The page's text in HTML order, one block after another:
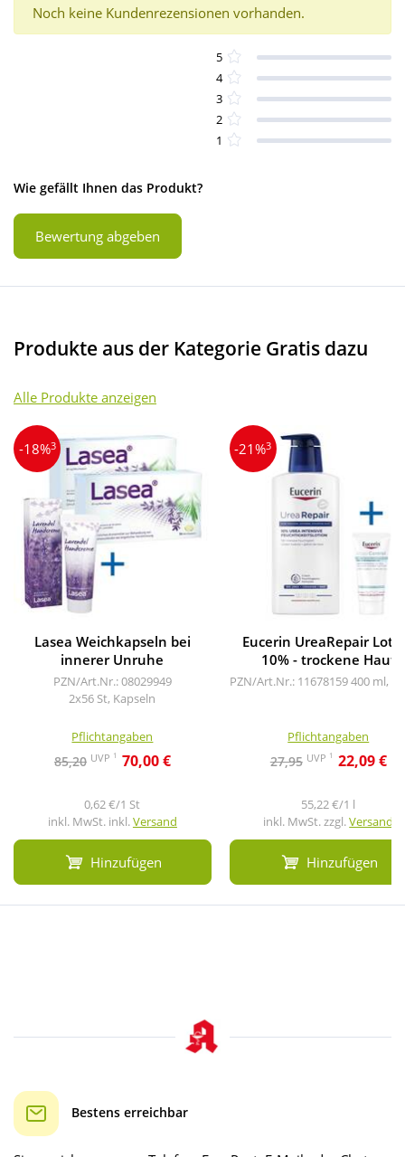
Noch keine Kundenrezensionen vorhanden.
5
4
3
2
1
Wie gefällt Ihnen das Produkt?
Bewertung abgeben
Produkte aus der Kategorie Gratis dazu
Alle Produkte anzeigen
-18%3
Lasea Weichkapseln bei
innerer Unruhe
PZN/Art.Nr.: 08029949
2x56 St, Kapseln
Pflichtangaben
85,20 UVP 1 70,00 €
0,62 €/1 St
inkl. MwSt. inkl.Versand
Hinzufügen
-21%3
Eucerin UreaRepair
10% - trockene Haut
PZN/Art.Nr.: 11678159400 ml,
Pflichtangaben
27,95 UVP 1 22,09 €
55,22 €/1 l
inkl. MwSt. zzgl.Versand
Hinzufügen
Bestens erreichbar